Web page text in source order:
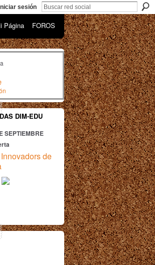
Iniciar sesión
Página FOROS
DIM-EDU
SEPTIEMBRE
de